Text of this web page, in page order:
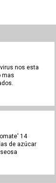
nos esta
mas
14
de azúcar